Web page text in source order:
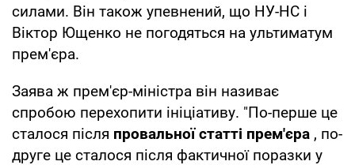
силами. Він також упевнений, що НУ-НС і
Віктор Ющенко не погодяться на ультиматум
прем'єра.
Заява ж прем'єр-міністра він називає
спробою перехопити ініціативу. "По-перше це
сталося після провальної статті прем'єра , по-
друге це сталося після фактичної поразки у